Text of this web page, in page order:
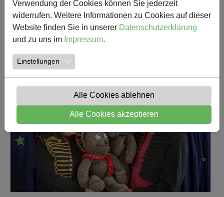
Johannes und Stachel aus
der Sendung "Bärenbude
Klassenzauber"
06.11.2018 Aktuelles Josef Musik
Verwendung der Cookies können Sie jederzeit
widerrufen. Weitere Informationen zu Cookies auf dieser
Website finden Sie in unserer Datenschutzerklärung
und zu uns im Impressum.
Einstellungen
Alle Cookies ablehnen
Alle Cookies akzeptieren